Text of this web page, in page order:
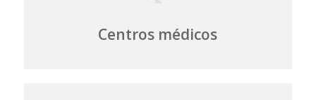
Centros médicos